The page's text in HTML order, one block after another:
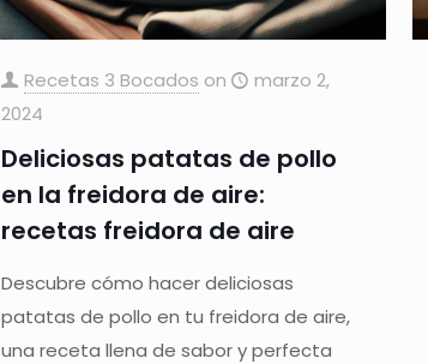
Recetas 3 Bocados on
marzo 2,
2024
Deliciosas patatas de pollo
en la freidora de aire:
recetas freidora de aire
Descubre cómo hacer deliciosas
patatas de pollo en tu freidora de aire,
una receta llena de sabor y perfecta